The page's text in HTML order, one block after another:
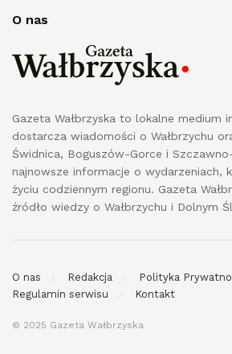
O nas
Gazeta Wałbrzyska to lokalne medium
dostarcza wiadomości o Wałbrzychu
Świdnica, Boguszów-Gorce i
najnowsze informacje o wydarzeniach,
życiu codziennym regionu. Gazeta
źródło wiedzy o Wałbrzychu i Dolnym
O nas Redakcja
Polityka
Regulamin serwisu
Kontakt
© 2025 Gazeta Wałbrzyska